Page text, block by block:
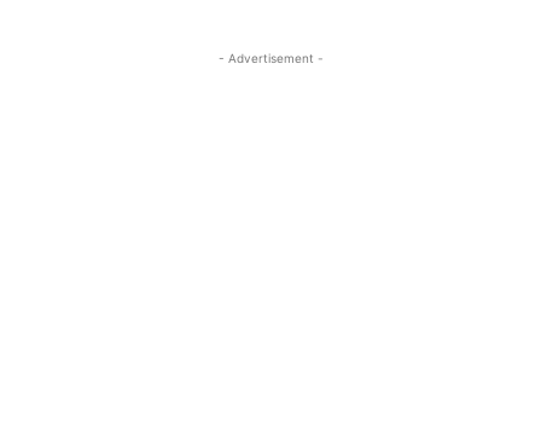
- Advertisement -